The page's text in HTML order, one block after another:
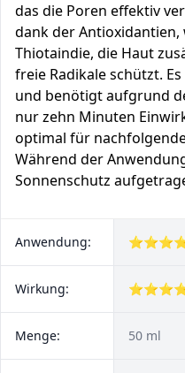
das die Poren effektiv
dank der Antioxidantien,
Thiotaindie, die Haut
freie Radikale schützt.
und benötigt aufgrund
nur zehn Minuten
optimal für
Während der
Sonnenschutz
Anwendung:
Wirkung:
Menge: 50 ml